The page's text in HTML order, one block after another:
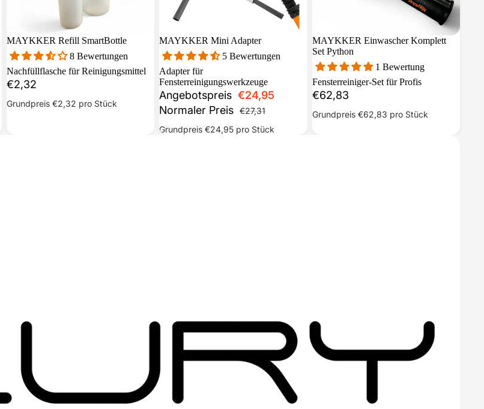
MAYKKER Refill SmartBottle
8 Bewertungen
Nachfüllflasche für Reinigungsmittel
€2,32
Grundpreis €2,32 pro Stück
Sale
MAYKKER Mini Adapter
5 Bewertungen
Adapter für
Fensterreinigungswerkzeuge
Angebotspreis €24,95
Normaler Preis €27,31
Grundpreis €24,95 pro Stück
Sale
MAYKKER Einwascher Komplett
Set Python
1 Bewertung
Fensterreiniger-Set für Profis
€62,83
Grundpreis €62,83 pro Stück